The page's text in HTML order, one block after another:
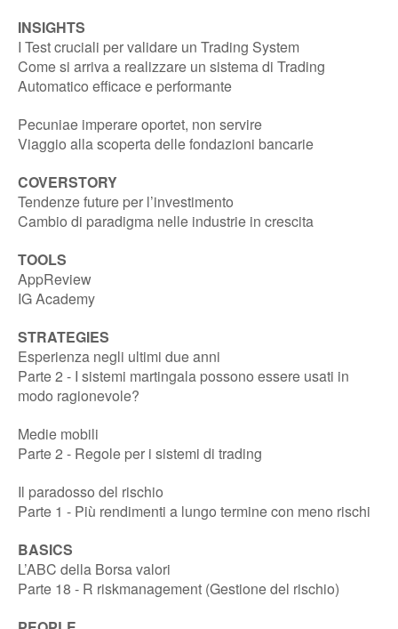
INSIGHTS
I Test cruciali per validare un Trading System
Come si arriva a realizzare un sistema di Trading
Automatico efficace e performante
Pecuniae imperare oportet, non servire
Viaggio alla scoperta delle fondazioni bancarie
COVERSTORY
Tendenze future per l’investimento
Cambio di paradigma nelle industrie in crescita
TOOLS
AppReview
IG Academy
STRATEGIES
Esperienza negli ultimi due anni
Parte 2 - I sistemi martingala possono essere usati in
modo ragionevole?
Medie mobili
Parte 2 - Regole per i sistemi di trading
Il paradosso del rischio
Parte 1 - Più rendimenti a lungo termine con meno rischi
BASICS
L’ABC della Borsa valori
Parte 18 - R riskmanagement (Gestione del rischio)